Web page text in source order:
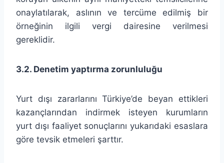
onaylatılarak, aslının ve tercüme edilmiş bir
örneğinin ilgili vergi dairesine verilmesi
gereklidir.
3.2. Denetim yaptırma zorunluluğu
Yurt dışı zararlarını Türkiye’de beyan ettikleri
kazançlarından indirmek isteyen kurumların
yurt dışı faaliyet sonuçlarını yukarıdaki esaslara
göre tevsik etmeleri şarttır.